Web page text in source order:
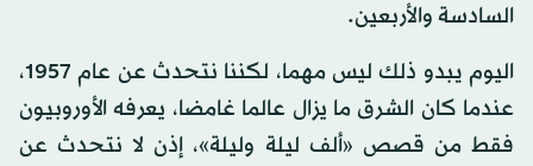
السادسة والأربعين.
اليوم يبدو ذلك ليس مهما، لكننا نتحدث عن عام 1957،
عندما كان الشرق ما يزال عالما غامضا، يعرفه الأوروبيون
فقط من قصص «ألف ليلة وليلة»، إذن لا نتحدث عن